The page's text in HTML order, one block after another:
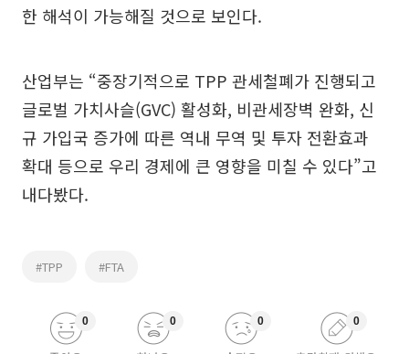
한 해석이 가능해질 것으로 보인다.
산업부는 “중장기적으로 TPP 관세철폐가 진행되고
글로벌 가치사슬(GVC) 활성화, 비관세장벽 완화, 신
규 가입국 증가에 따른 역내 무역 및 투자 전환효과
확대 등으로 우리 경제에 큰 영향을 미칠 수 있다”고
내다봤다.
#TPP #FTA
0 0 0 0